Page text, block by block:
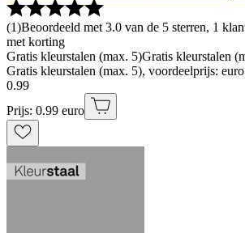
(1)Beoordeeld met 3.0 van de 5 sterren, 1
met korting
Gratis kleurstalen (max. 5)Gratis kleurstalen
Gratis kleurstalen (max. 5), voordeelprijs:
0.99
Prijs: 0.99 euro